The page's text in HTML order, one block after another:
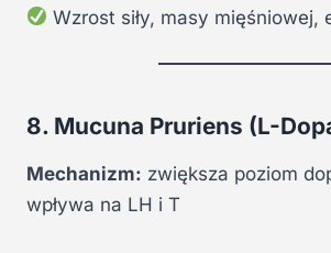
Wzrost siły, masy mięśniowej,
8. Mucuna Pruriens (L-
Mechanizm: zwiększa poziom
wpływa na LH i T